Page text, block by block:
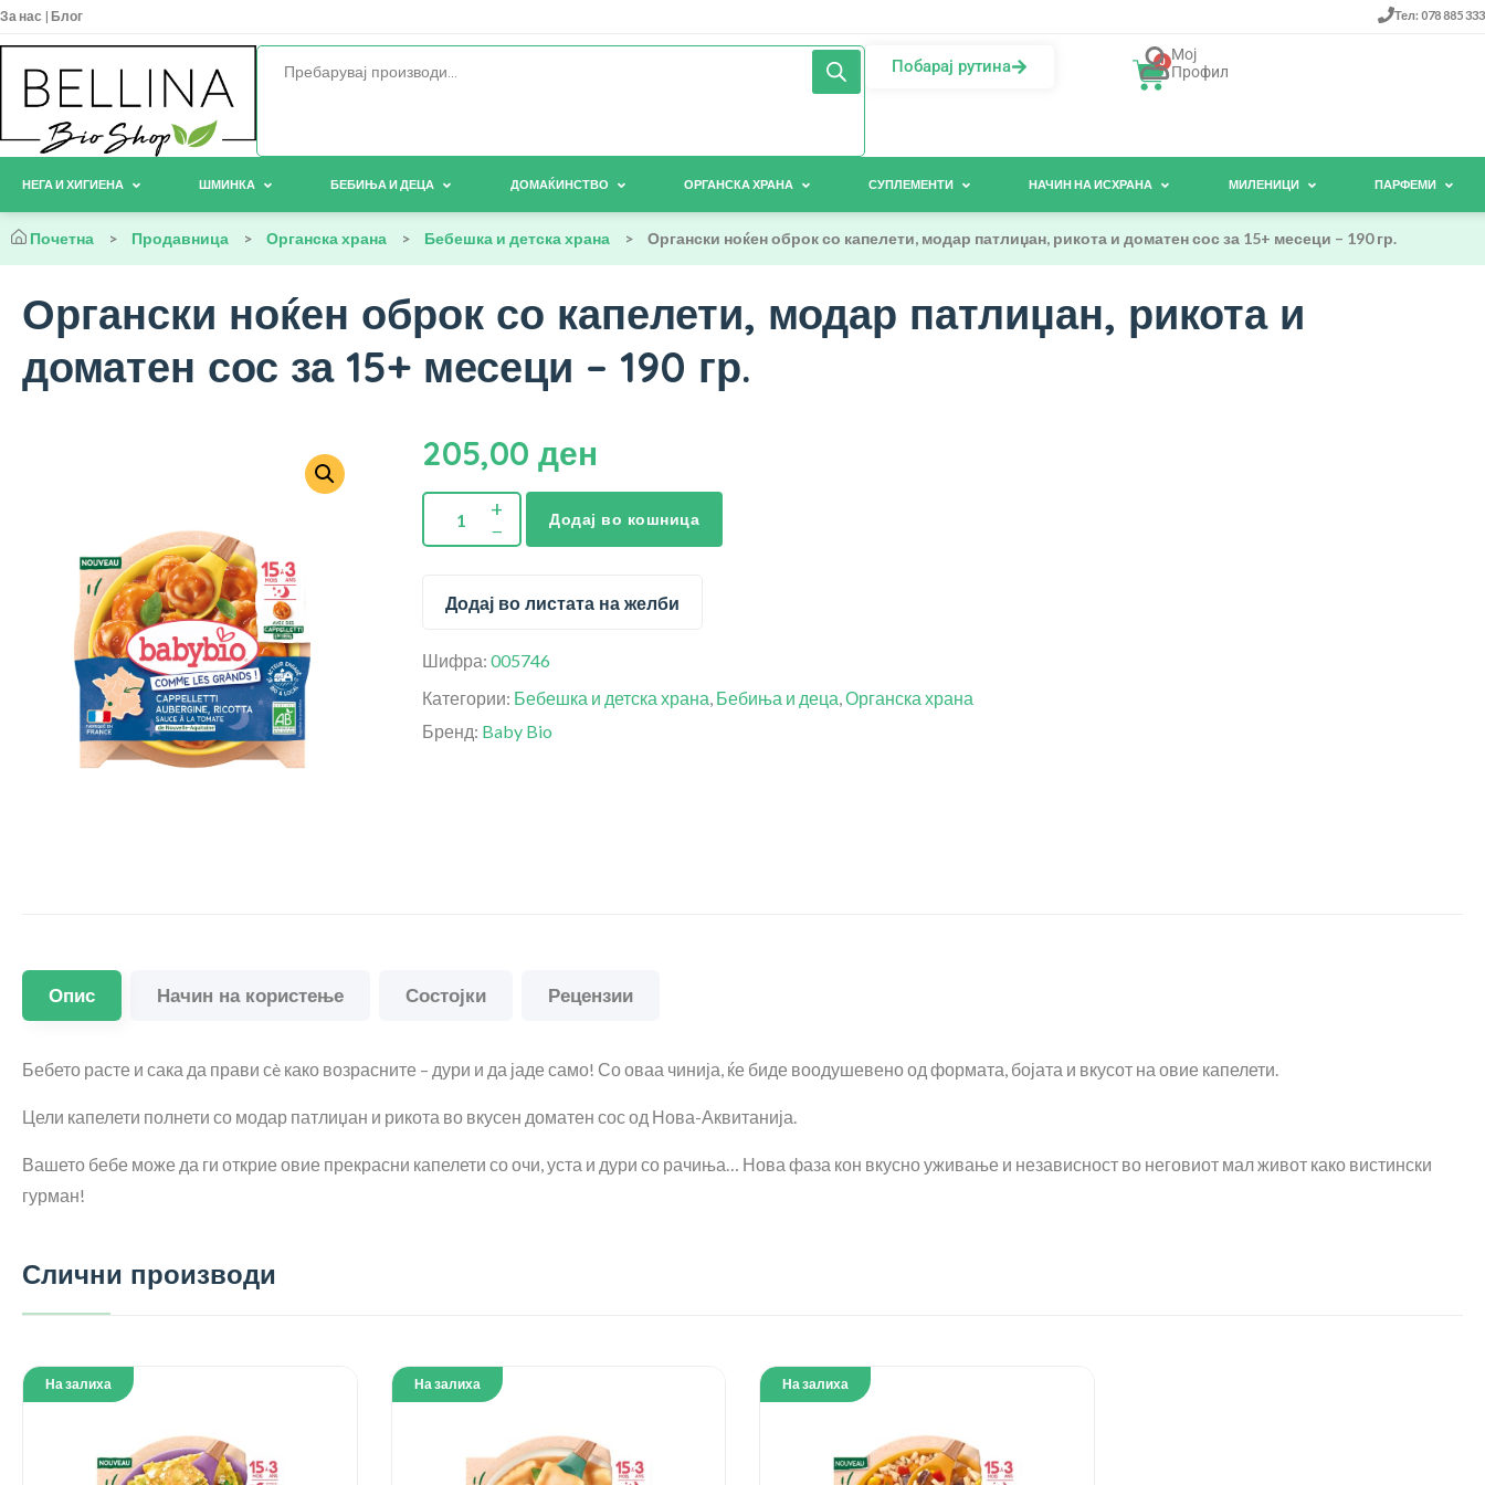
За нас | Блог Тел: 078 885 333
Побарај рутина 0 Мој
Профил
НЕГА И ХИГИЕНА ШМИНКА БЕБИЊА И ДЕЦА ДОМАЌИНСТВО ОРГАНСКА ХРАНА СУПЛЕМЕНТИ НАЧИН НА ИСХРАНА МИЛЕНИЦИ ПАРФЕМИ
Почетна > Продавница > Органска храна > Бебешка и детска храна > Органски ноќен оброк со капелети, модар патлиџан, рикота и доматен сос за 15+ месеци – 190 гр.
Органски ноќен оброк со капелети, модар патлиџан, рикота и
доматен сос за 15+ месеци – 190 гр.
205,00 ден
Додај во кошница
Додај во листата на желби
Шифра: 005746
Категории: Бебешка и детска храна, Бебиња и деца,Органска храна
Бренд: Baby Bio
Опис Начин на користење Состојки Рецензии
Бебето расте и сака да прави сè како возрасните – дури и да јаде само! Со оваа чинија, ќе биде воодушевено од формата, бојата и вкусот на овие капелети.
Цели капелети полнети со модар патлиџан и рикота во вкусен доматен сос од Нова-Аквитанија.
Вашето бебе може да ги открие овие прекрасни капелети со очи, уста и дури со рачиња… Нова фаза кон вкусно уживање и независност во неговиот мал живот како вистински
гурман!
Слични производи
На залиха На залиха На залиха